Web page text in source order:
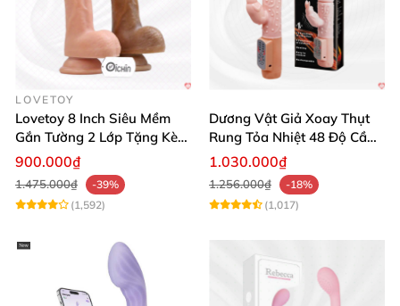
LOVETOY
Lovetoy 8 Inch Siêu Mềm
Gắn Tường 2 Lớp Tặng Kèm
Dầu Massage
900.000₫
1.475.000₫
-39%
(1,592)
Dương Vật Giả Xoay Thụt
Rung Tỏa Nhiệt 48 Độ Cầm
Tay Hot Bunny
1.030.000₫
1.256.000₫
-18%
(1,017)